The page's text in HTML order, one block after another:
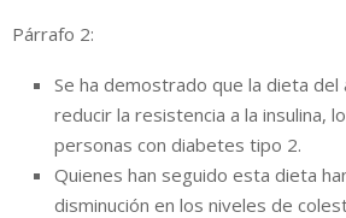
Párrafo 2:
Se ha demostrado que la dieta del
reducir la resistencia a la insulina,
personas con diabetes tipo 2.
Quienes han seguido esta dieta
disminución en los niveles de